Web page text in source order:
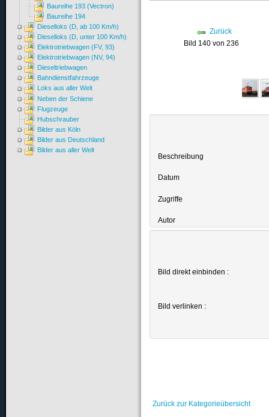
Zurück
Bild 140 von 236
Beschreibung
Datum
Zugriffe
Autor
Bild direkt einbinden :
Bild verlinken :
Zurück zur Kategorieübersicht
Baureihe 193 (Vectron)
Baureihe 194
Dieselloks (D, ab 100 Km/h)
Dieselloks (D, unter 100 Km/h)
Elektrotriebwagen (FV, 93)
Elektrotriebwagen (NV, 94)
Dieseltriebwagen
Bahndienstfahrzeuge
Loks aus aller Welt
Neben der Schiene
Flugzeuge
Hubschrauber
Bilder aus Köln
Bilder aus Deutschland
Bilder aus aller Welt